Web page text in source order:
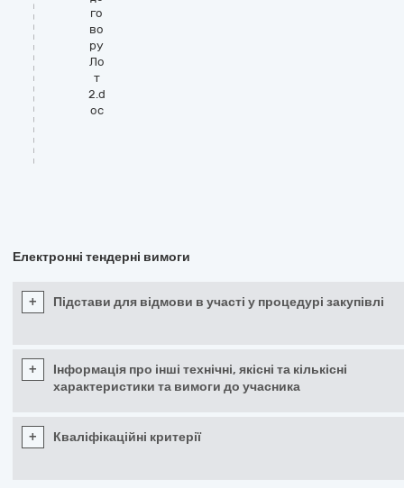
го
во
ру
Ло
т
2.d
oc
Електронні тендерні вимоги
+ Підстави для відмови в участі у процедурі закупівлі
+
Інформація про інші технічні, якісні та кількісні
характеристики та вимоги до учасника
+ Кваліфікаційні критерії